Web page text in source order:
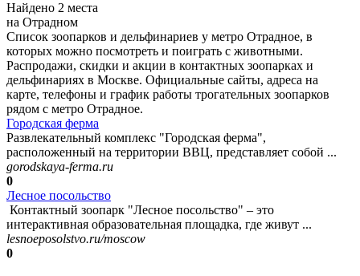
Найдено 2 места
на Отрадном
Список зоопарков и дельфинариев у метро Отрадное, в
которых можно посмотреть и поиграть с животными.
Распродажи, скидки и акции в контактных зоопарках и
дельфинариях в Москве. Официальные сайты, адреса на
карте, телефоны и график работы трогательных зоопарков
рядом с метро Отрадное.
Городская ферма
Развлекательный комплекс "Городская ферма",
расположенный на территории ВВЦ, представляет собой ...
gorodskaya-ferma.ru
0
Лесное посольство
Контактный зоопарк "Лесное посольство" – это
интерактивная образовательная площадка, где живут ...
lesnoeposolstvo.ru/moscow
0